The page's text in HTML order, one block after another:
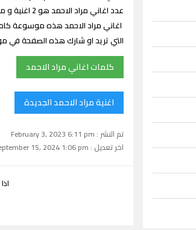
عدد اغاني
اغاني مراد الاحمد هذه موسوعة
التي تريد او شارك هذه الصفحة في
كلمات اغاني مراد الاحمد
اغنية مراد الاحمد الجديدة
تم النشر : February 3, 2023 6:11 pm
اخر تعديل : September 15, 2024 1:06 pm